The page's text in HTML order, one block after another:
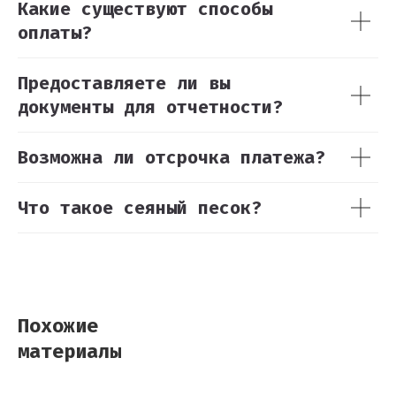
Какие существуют способы
оплаты?
Предоставляете ли вы
документы для отчетности?
Возможна ли отсрочка платежа?
Что такое сеяный песок?
Похожие
материалы